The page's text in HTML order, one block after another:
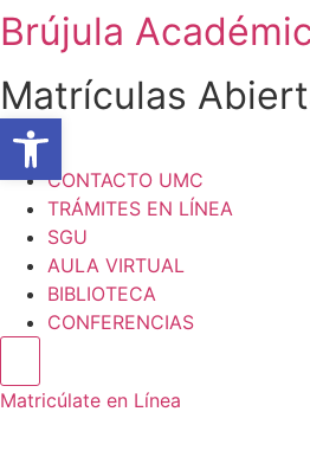
Ir
al
Brújula
Matrículas
CONTACTO UMC
TRÁMITES EN LÍNEA
SGU
AULA VIRTUAL
BIBLIOTECA
CONFERENCIAS
Matricúlate en Línea
Abrir barra de herramientas